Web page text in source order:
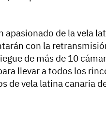
apasionado de la vela
con la
de más de 10
llevar a todos los
de vela latina canaria